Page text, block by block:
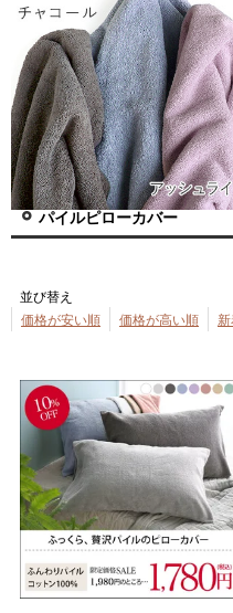
パイルピローカバー
並び替え
価格が安い順
価格が高い順